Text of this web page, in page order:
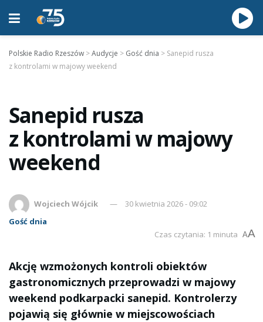
Polskie Radio Rzeszów >Audycje > Gość dnia > Sanepid rusza
z kontrolami w majowy weekend
Sanepid rusza
z kontrolami w majowy
weekend
Wojciech Wójcik
30 kwietnia 2026 - 09:02
Gość dnia
Czas czytania: 1 minuta AA
Akcję wzmożonych kontroli obiektów
gastronomicznych przeprowadzi w majowy
weekend podkarpacki sanepid. Kontrolerzy
pojawią się głównie w miejscowościach